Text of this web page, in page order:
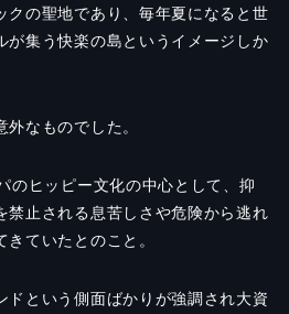
クの聖地であり、毎年夏になると世
が集う快楽の島というイメージしか
なものでした。
のヒッピー文化の中心として、抑
禁止される息苦しさや危険から逃れ
ていたとのこと。
ドという側面ばかりが強調され大資